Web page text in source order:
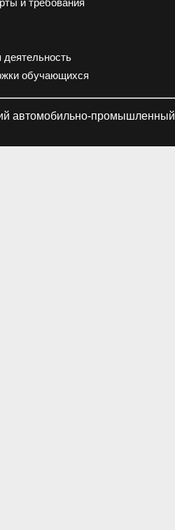
и требования
деятельность
обучающихся
автомобильно-